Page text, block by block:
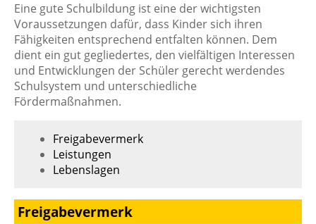
Eine gute Schulbildung ist eine der wichtigsten
Voraussetzungen dafür, dass Kinder sich ihren
Fähigkeiten entsprechend entfalten können. Dem
dient ein gut gegliedertes, den vielfältigen Interessen
und Entwicklungen der Schüler gerecht werdendes
Schulsystem und unterschiedliche
Fördermaßnahmen.
Freigabevermerk
Leistungen
Lebenslagen
Freigabevermerk